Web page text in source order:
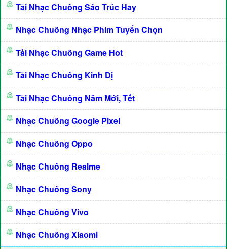
Tải Nhạc Chuông Sáo Trúc Hay
Nhạc Chuông Nhạc Phim Tuyển Chọn
Tải Nhạc Chuông Game Hot
Tải Nhạc Chuông Kinh Dị
Tải Nhạc Chuông Năm Mới, Tết
Nhạc Chuông Google Pixel
Nhạc Chuông Oppo
Nhạc Chuông Realme
Nhạc Chuông Sony
Nhạc Chuông Vivo
Nhạc Chuông Xiaomi